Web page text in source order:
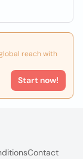
reach with
Start now!
Contact